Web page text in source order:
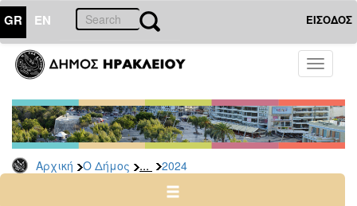
GR EN ΕΙΣΟΔΟΣ
Toggle
Αρχική Ο Δήμος ... 2024
ΔΗΜΟΣ
Δελτία
Τύπου
Αρχείο
2026